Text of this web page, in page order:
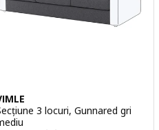
3 locuri, Gunnared gri